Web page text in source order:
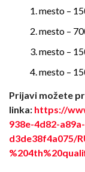
mesto –
mesto –
mesto –
mesto –
Prijavi možete
linka: https://
938e-4d82-a89a-
d3de38f4a075/